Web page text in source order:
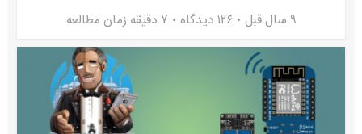
9 سال قبل ۱۲۶ دیدگاه 7 دقیقه زمان مطالعه